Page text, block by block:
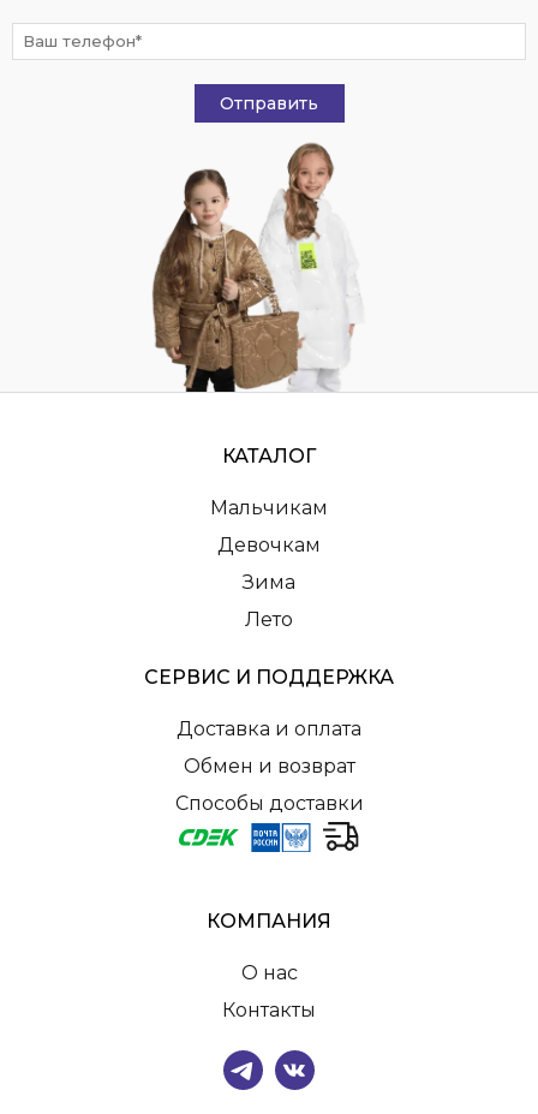
Отправить
КАТАЛОГ
Мальчикам
Девочкам
Зима
Лето
СЕРВИС И ПОДДЕРЖКА
Доставка и оплата
Обмен и возврат
Способы доставки
КОМПАНИЯ
О нас
Контакты